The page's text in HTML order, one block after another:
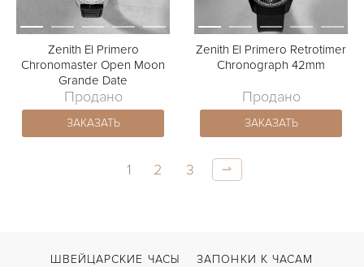
Zenith El Primero
Chronomaster Open Moon
Grande Date
Продано
ЗАКАЗАТЬ
Zenith El Primero Retrotimer
Chronograph 42mm
Продано
ЗАКАЗАТЬ
1 2 3
ШВЕЙЦАРСКИЕ ЧАСЫ
ЗАПОНКИ К ЧАСАМ